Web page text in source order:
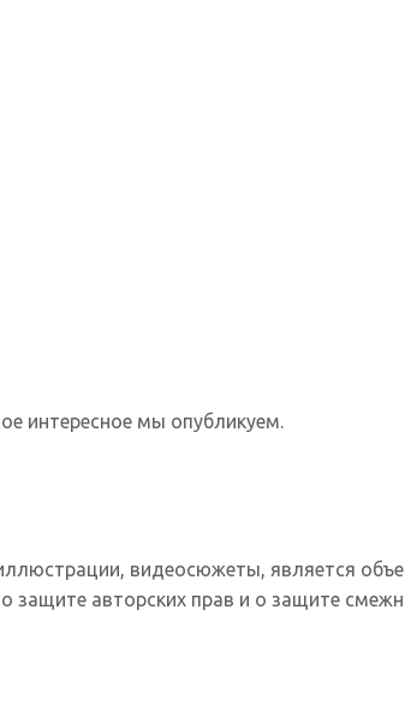
интересное мы опубликуем.
видеосюжеты, является
защите авторских прав и о защите